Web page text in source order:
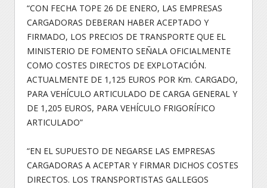
“CON FECHA TOPE 26 DE ENERO, LAS EMPRESAS
CARGADORAS DEBERAN HABER ACEPTADO Y
FIRMADO, LOS PRECIOS DE TRANSPORTE QUE EL
MINISTERIO DE FOMENTO SEÑALA OFICIALMENTE
COMO COSTES DIRECTOS DE EXPLOTACIÓN.
ACTUALMENTE DE 1,125 EUROS POR Km. CARGADO,
PARA VEHÍCULO ARTICULADO DE CARGA GENERAL Y
DE 1,205 EUROS, PARA VEHÍCULO FRIGORÍFICO
ARTICULADO”
“EN EL SUPUESTO DE NEGARSE LAS EMPRESAS
CARGADORAS A ACEPTAR Y FIRMAR DICHOS COSTES
DIRECTOS. LOS TRANSPORTISTAS GALLEGOS